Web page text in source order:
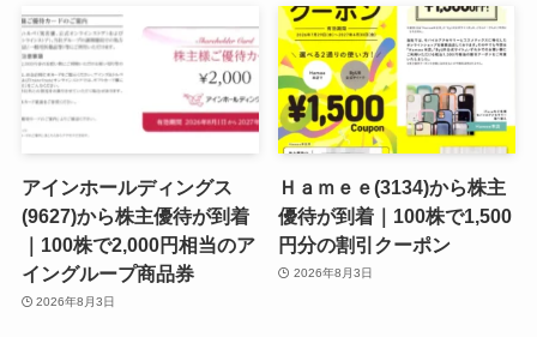
アインホールディングス
(9627)から株主優待が到着
｜100株で2,000円相当のア
イングループ商品券
2026年8月3日
Ｈａｍｅｅ(3134)から株主
優待が到着｜100株で1,500
円分の割引クーポン
2026年8月3日